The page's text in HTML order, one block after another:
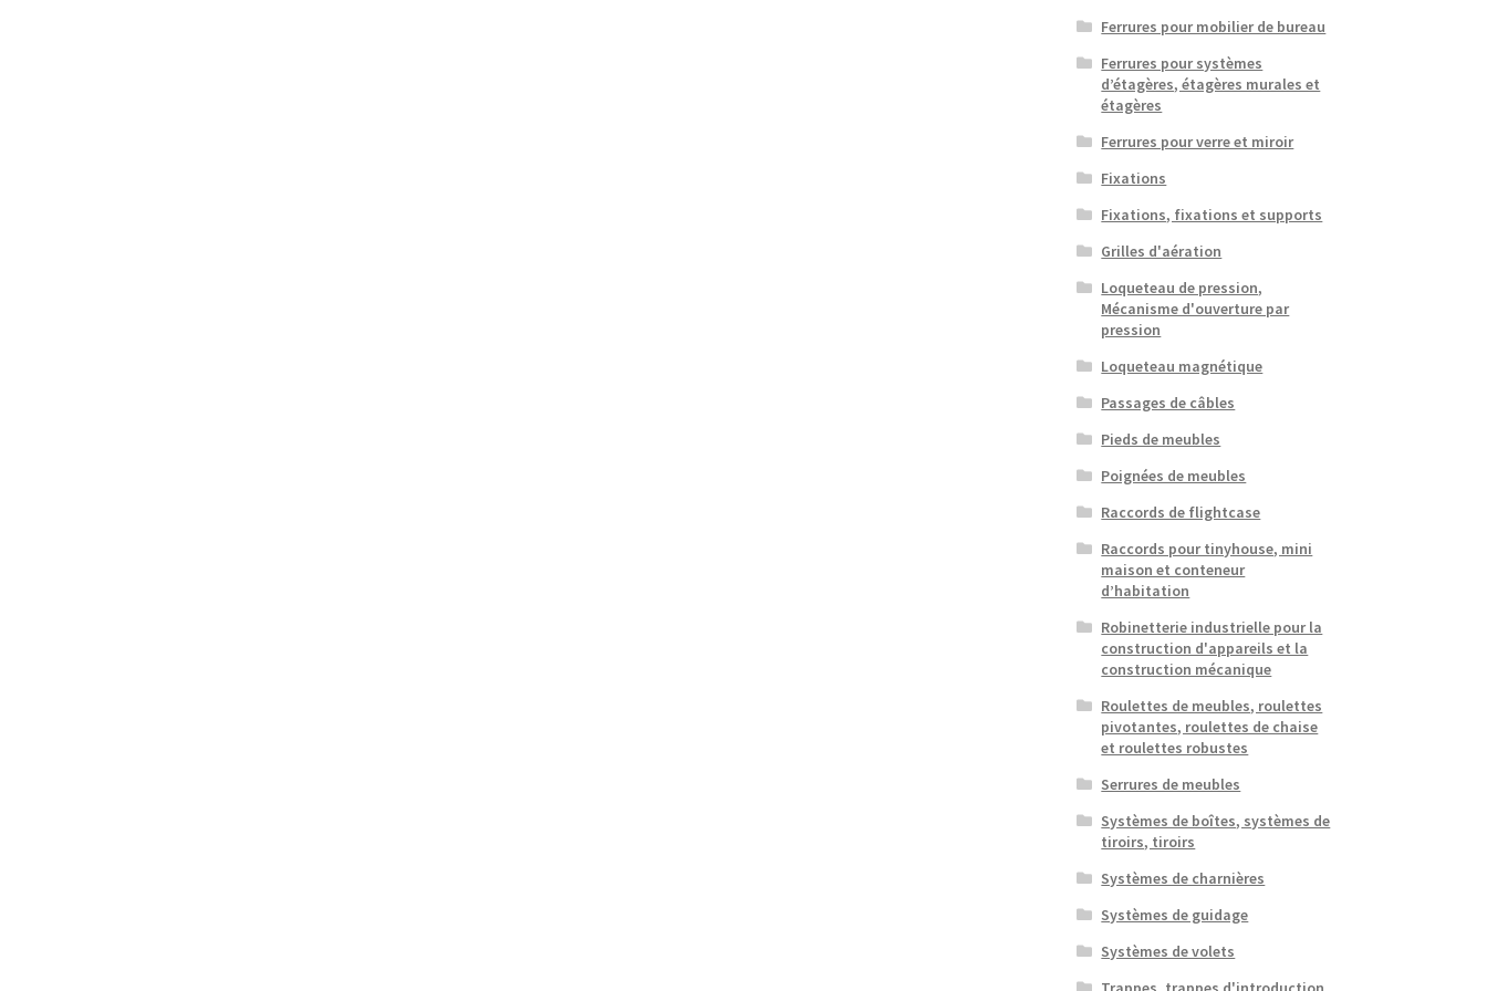
Ferrures pour mobilier de bureau
Ferrures pour systèmes
d’étagères, étagères murales et
étagères
Ferrures pour verre et miroir
Fixations
Fixations, fixations et supports
Grilles d'aération
Loqueteau de pression,
Mécanisme d'ouverture par
pression
Loqueteau magnétique
Passages de câbles
Pieds de meubles
Poignées de meubles
Raccords de flightcase
Raccords pour tinyhouse, mini
maison et conteneur
d’habitation
Robinetterie industrielle pour la
construction d'appareils et la
construction mécanique
Roulettes de meubles, roulettes
pivotantes, roulettes de chaise
et roulettes robustes
Serrures de meubles
Systèmes de boîtes, systèmes de
tiroirs, tiroirs
Systèmes de charnières
Systèmes de guidage
Systèmes de volets